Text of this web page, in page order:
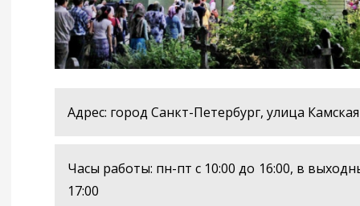
Адрес: город Санкт-Петербург, улица
Часы работы: пн-пт с 10:00 до 16:00, в
17:00